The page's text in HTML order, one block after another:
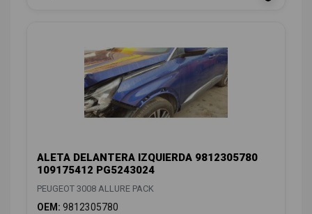
ALETA DELANTERA IZQUIERDA 9812305780
109175412 PG5243024
PEUGEOT 3008 ALLURE PACK
OEM: 9812305780